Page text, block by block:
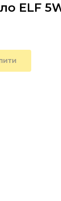
ELF